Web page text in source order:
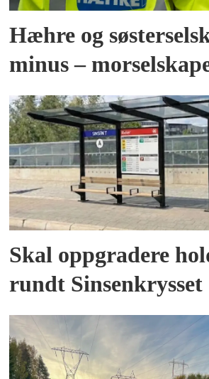
Hæhre og
minus –
Skal oppgradere
rundt Sinsenkrysset